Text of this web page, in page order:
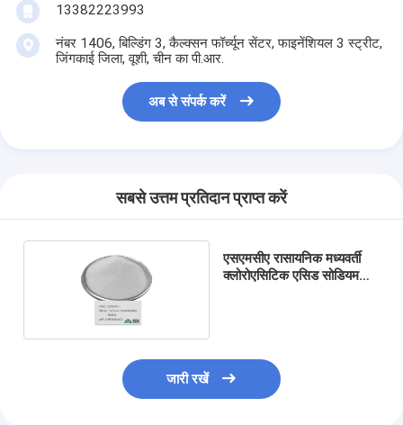
13382223993
नंबर 1406, बिल्डिंग 3, कैल्क्सन फॉर्च्यून सेंटर, फाइनेंशियल 3 स्ट्रीट,
जिंगकाई जिला, वूशी, चीन का पी.आर.
अब से संपर्क करें
सबसे उत्तम प्रतिदान प्राप्त करें
एसएमसीए रासायनिक मध्यवर्ती
क्लोरोएसिटिक एसिड सोडियम
जारी रखें